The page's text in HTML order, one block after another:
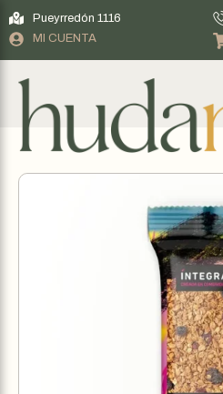
Pueyrredón 1116
MI CUENTA